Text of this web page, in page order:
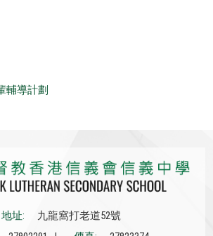
輔導計劃
地址:
九龍窩打老道52號